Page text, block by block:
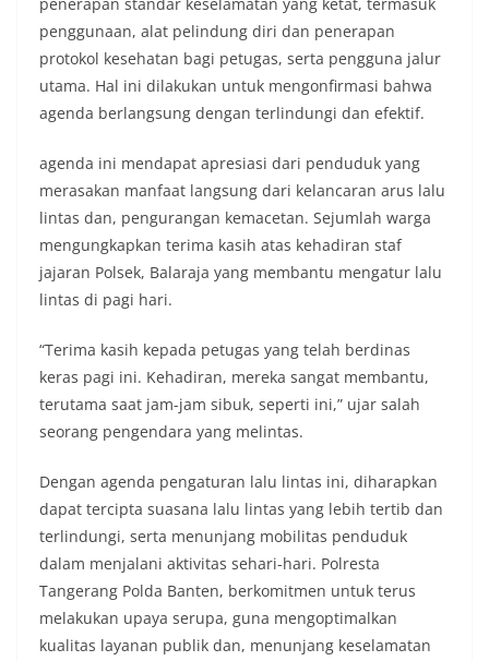
penggunaan, alat pelindung diri dan penerapan
protokol kesehatan bagi petugas, serta pengguna jalur
utama. Hal ini dilakukan untuk mengonfirmasi bahwa
agenda berlangsung dengan terlindungi dan efektif.
agenda ini mendapat apresiasi dari penduduk yang
merasakan manfaat langsung dari kelancaran arus lalu
lintas dan, pengurangan kemacetan. Sejumlah warga
mengungkapkan terima kasih atas kehadiran staf
jajaran Polsek, Balaraja yang membantu mengatur lalu
lintas di pagi hari.
“Terima kasih kepada petugas yang telah berdinas
keras pagi ini. Kehadiran, mereka sangat membantu,
terutama saat jam-jam sibuk, seperti ini,” ujar salah
seorang pengendara yang melintas.
Dengan agenda pengaturan lalu lintas ini, diharapkan
dapat tercipta suasana lalu lintas yang lebih tertib dan
terlindungi, serta menunjang mobilitas penduduk
dalam menjalani aktivitas sehari-hari. Polresta
Tangerang Polda Banten, berkomitmen untuk terus
melakukan upaya serupa, guna mengoptimalkan
kualitas layanan publik dan, menunjang keselamatan